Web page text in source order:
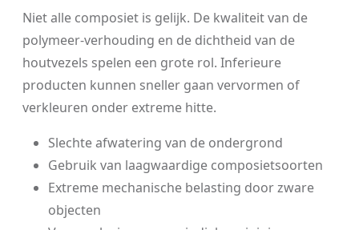
Niet alle composiet is gelijk. De kwaliteit van de
polymeer-verhouding en de dichtheid van de
houtvezels spelen een grote rol. Inferieure
producten kunnen sneller gaan vervormen of
verkleuren onder extreme hitte.
Slechte afwatering van de ondergrond
Gebruik van laagwaardige composietsoorten
Extreme mechanische belasting door zware
objecten